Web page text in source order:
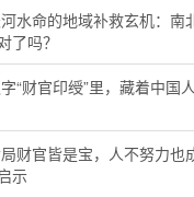
河水命的地域补救玄机：南
了吗？
字“财官印绶”里，藏着中国
局财官皆是宝，人不努力也
示